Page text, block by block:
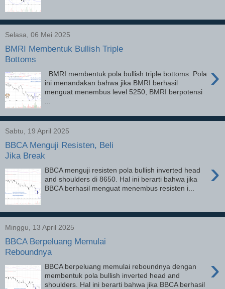
Selasa, 06 Mei 2025
BMRI Membentuk Bullish Triple
Bottoms
›
BMRI membentuk pola bullish triple bottoms. Pola
ini menandakan bahwa jika BMRI berhasil
menguat menembus level 5250, BMRI berpotensi
Sabtu, 19 April 2025
BBCA Menguji Resisten, Beli
Jika Break
›
BBCA menguji resisten pola bullish inverted head
and shoulders di 8650. Hal ini berarti bahwa jika
BBCA berhasil menguat menembus resisten i...
Minggu, 13 April 2025
BBCA Berpeluang Memulai
Reboundnya
›
BBCA berpeluang memulai reboundnya dengan
membentuk pola bullish inverted head and
shoulders. Hal ini berarti bahwa jika BBCA berhasil